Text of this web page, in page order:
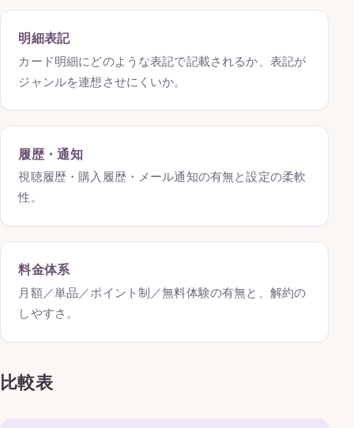
明細表記
カード明細にどのような表記で記載されるか、表記が
ジャンルを連想させにくいか。
履歴・通知
視聴履歴・購入履歴・メール通知の有無と設定の柔軟
性。
料金体系
月額／単品／ポイント制／無料体験の有無と、解約の
しやすさ。
比較表